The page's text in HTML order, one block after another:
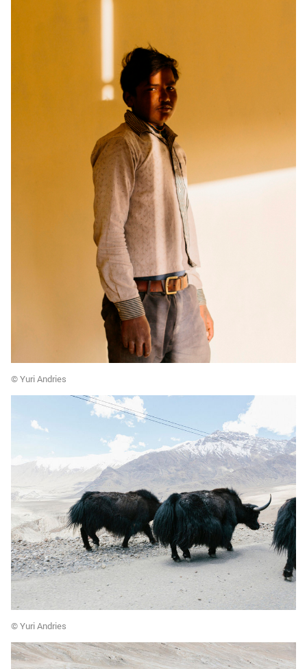
© Yuri Andries
© Yuri Andries